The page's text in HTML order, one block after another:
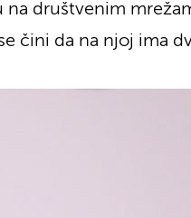
društvenim
čini da na njoj ima